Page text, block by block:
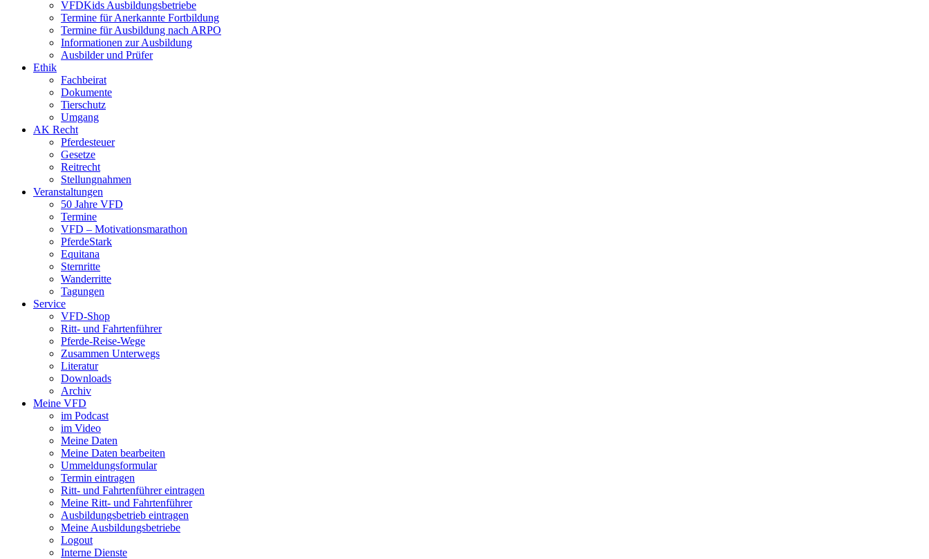
VFDKids Ausbildungsbetriebe
Termine für Anerkannte Fortbildung
Termine für Ausbildung nach ARPO
Informationen zur Ausbildung
Ausbilder und Prüfer
Ethik
Fachbeirat
Dokumente
Tierschutz
Umgang
AK Recht
Pferdesteuer
Gesetze
Reitrecht
Stellungnahmen
Veranstaltungen
50 Jahre VFD
Termine
VFD – Motivationsmarathon
PferdeStark
Equitana
Sternritte
Wanderritte
Tagungen
Service
VFD-Shop
Ritt- und Fahrtenführer
Pferde-Reise-Wege
Zusammen Unterwegs
Literatur
Downloads
Archiv
Meine VFD
im Podcast
im Video
Meine Daten
Meine Daten bearbeiten
Ummeldungsformular
Termin eintragen
Ritt- und Fahrtenführer eintragen
Meine Ritt- und Fahrtenführer
Ausbildungsbetrieb eintragen
Meine Ausbildungsbetriebe
Logout
Interne Dienste